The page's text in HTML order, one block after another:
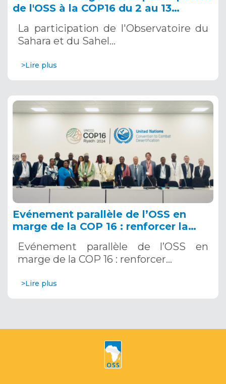
de l'OSS à la COP16 du 2 au 13
Saoudite
La participation de l'Observatoire du
Sahara et du Sahel…
>Lire plus
Evénement parallèle de l’OSS en
marge de la COP 16 : renforcer la
Systèmes d’Alerte Précoce
Multirisques. 12 décembre 2024
Evénement parallèle de l’OSS en
marge de la COP 16 : renforcer…
>Lire plus